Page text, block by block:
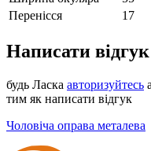
Перенісся
17
Написати відгук
будь Ласка авторизуйтесь
тим як написати відгук
Чоловіча оправа металева